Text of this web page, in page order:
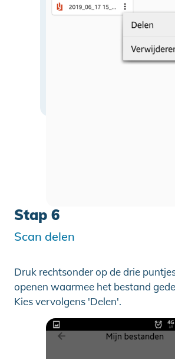
Stap 6
Scan delen
Druk rechtsonder op de drie
openen waarmee het bestand
Kies vervolgens 'Delen'.